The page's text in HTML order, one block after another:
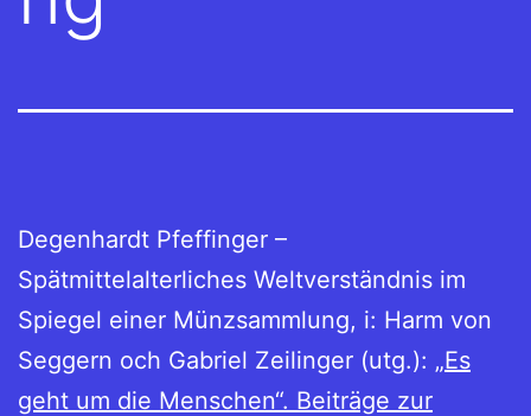
Degenhardt Pfeffinger –
Spätmittelalterliches Weltverständnis im
Spiegel einer Münzsammlung, i: Harm von
Seggern och Gabriel Zeilinger (utg.): „Es
geht um die Menschen“. Beiträge zur